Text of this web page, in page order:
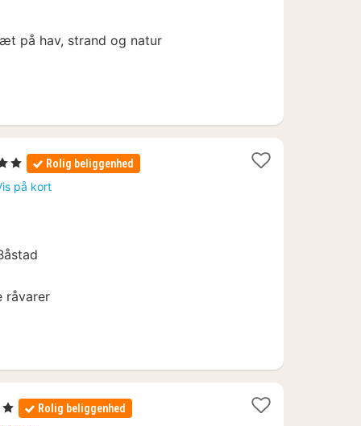
på hav, strand og natur
Rolig beliggenhed
på kort
råvarer
Rolig beliggenhed